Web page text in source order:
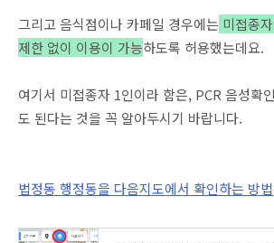
그리고 음식점이나 카페일 경우에는 미접종
제한 없이 이용이 가능하도록 허용했는데요.
여기서 미접종자 1인이라 함은, PCR 음성확
도 된다는 것을 꼭 알아두시기 바랍니다.
법정동 행정동을 다음지도에서 확인하는 방법